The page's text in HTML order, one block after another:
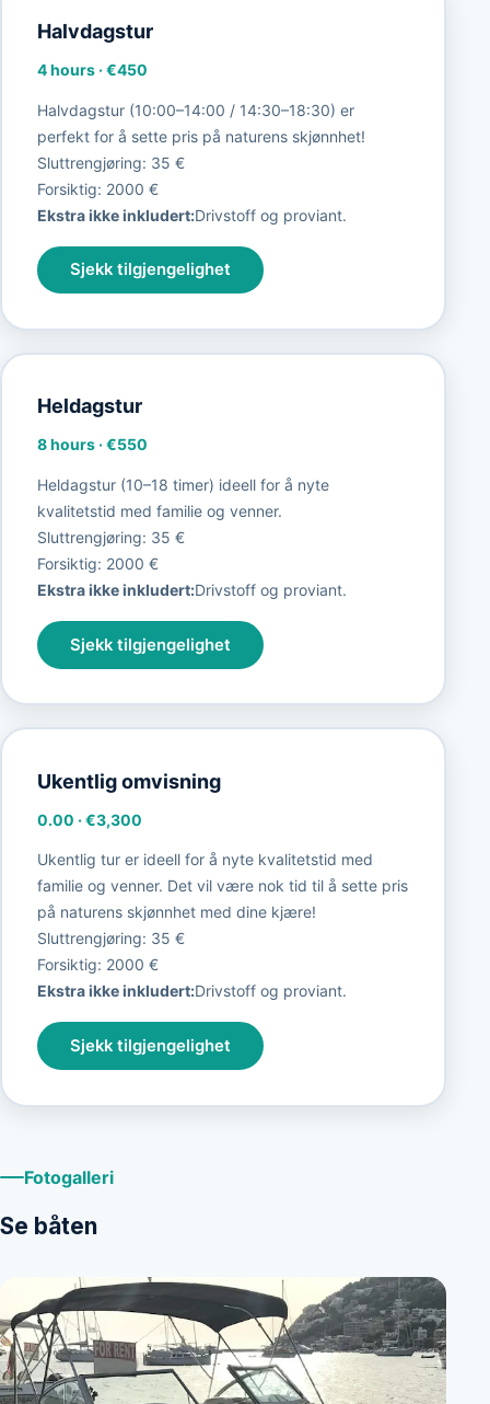
Halvdagstur
4 hours·€450
Halvdagstur (10:00–14:00 / 14:30–18:30) er
perfekt for å sette pris på naturens skjønnhet!
Sluttrengjøring: 35 €
Forsiktig: 2000 €
Ekstra ikke inkludert:Drivstoff og proviant.
Sjekk tilgjengelighet
Heldagstur
8 hours·€550
Heldagstur (10–18 timer) ideell for å nyte
kvalitetstid med familie og venner.
Sluttrengjøring: 35 €
Forsiktig: 2000 €
Ekstra ikke inkludert:Drivstoff og proviant.
Sjekk tilgjengelighet
Ukentlig omvisning
0.00 ·€3,300
Ukentlig tur er ideell for å nyte kvalitetstid med
familie og venner. Det vil være nok tid til å sette pris
på naturens skjønnhet med dine kjære!
Sluttrengjøring: 35 €
Forsiktig: 2000 €
Ekstra ikke inkludert:Drivstoff og proviant.
Sjekk tilgjengelighet
Fotogalleri
Se båten